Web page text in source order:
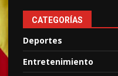
CATEGORÍAS
Deportes
Entretenimiento